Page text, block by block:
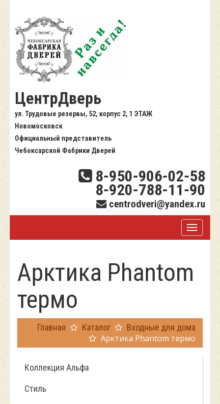
ЦентрДверь
ул. Трудовые резервы, 52, корпус 2, 1 ЭТАЖ
Новомосковск
Официальный представитель
Чебоксарской Фабрики Дверей
8-950-906-02-58
8-920-788-11-90
centrodveri@yandex.ru
Арктика Phantom
термо
Главная Каталог Входные для дома
Арктика Phantom термо
Коллекция Альфа
Стиль